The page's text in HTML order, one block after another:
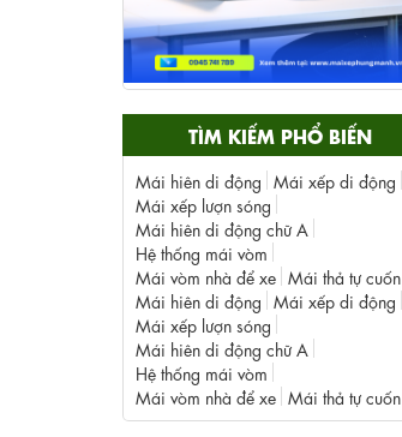
TÌM KIẾM PHỔ BIẾN
Mái hiên di động
Mái xếp di động
Mái xếp lượn sóng
Mái hiên di động chữ A
Hệ thống mái vòm
Mái vòm nhà để xe
Mái thả tự cuốn
Mái hiên di động
Mái xếp di động
Mái xếp lượn sóng
Mái hiên di động chữ A
Hệ thống mái vòm
Mái vòm nhà để xe
Mái thả tự cuốn